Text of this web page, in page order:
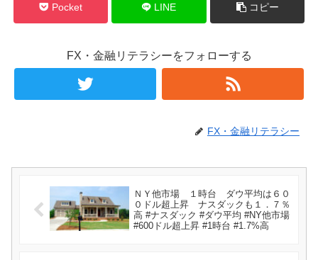
Pocket LINE コピー
FX・金融リテラシーをフォローする
FX・金融リテラシー
ＮＹ他市場 １時台 ダウ平均は６０
０ドル超上昇 ナスダックも１．７％
高 #ナスダック #ダウ平均 #NY他市場
#600ドル超上昇 #1時台 #1.7%高